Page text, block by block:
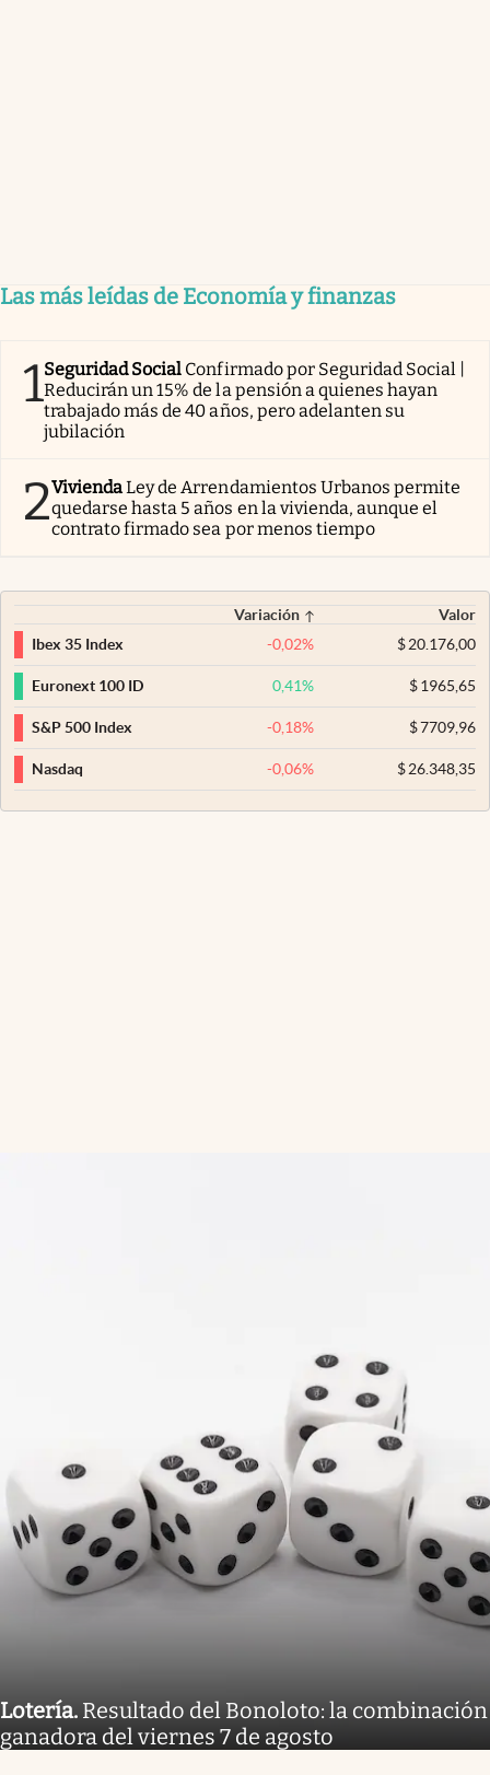
Las más leídas de Economía y finanzas
1Seguridad Social Confirmado por Seguridad Social |
Reducirán un 15% de la pensión a quienes hayan
trabajado más de 40 años, pero adelanten su
jubilación
2ViviendaLey de Arrendamientos Urbanos permite
quedarse hasta 5 años en la vivienda, aunque el
contrato firmado sea por menos tiempo
Variación
Valor
Ibex 35 Index
-0,02% $20.176,00
Euronext 100 ID 0,41% $1965,65
S&P 500 Index -0,18% $7709,96
Nasdaq -0,06% $26.348,35
Lotería. Resultado del Bonoloto: la combinación
ganadora del viernes 7 de agosto